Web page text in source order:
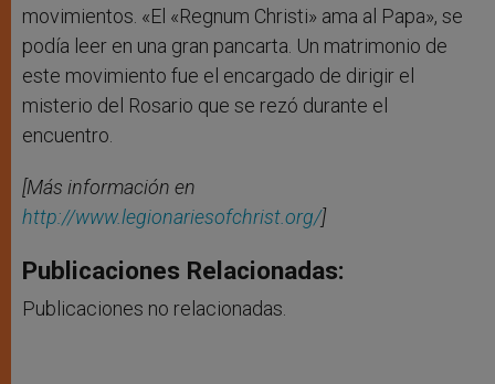
movimientos. «El «Regnum Christi» ama al Papa», se
podía leer en una gran pancarta. Un matrimonio de
este movimiento fue el encargado de dirigir el
misterio del Rosario que se rezó durante el
encuentro.
[Más información en
http://www.legionariesofchrist.org/]
Publicaciones Relacionadas:
Publicaciones no relacionadas.